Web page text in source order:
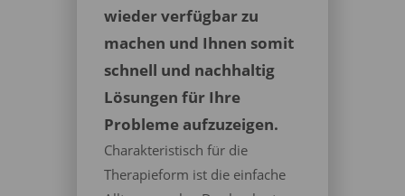
wieder verfügbar zu
machen und Ihnen somit
schnell und nachhaltig
Lösungen für Ihre
Probleme aufzuzeigen.
Charakteristisch für die
Therapieform ist die einfache